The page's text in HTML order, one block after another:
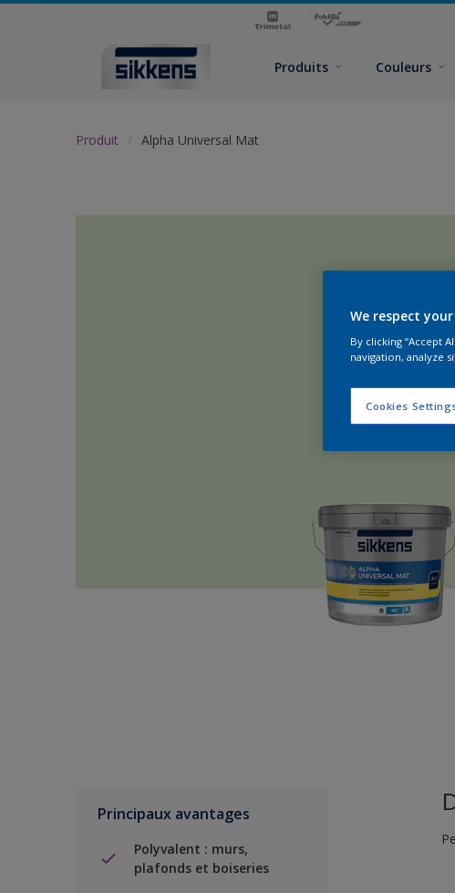
Produits Couleurs
Produit Alpha Universal Mat
Principaux avantages
Polyvalent : murs,
plafonds et boiseries
We respect
By clicking “Accept
navigation, analyze
Cookies